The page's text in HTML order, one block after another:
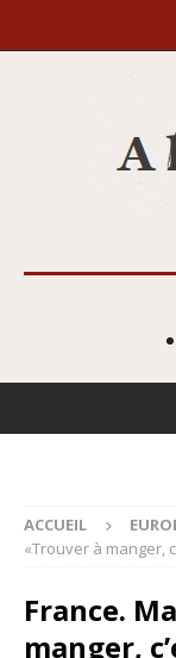
ACCUEIL
«Trouver à manger,
France.
manger,